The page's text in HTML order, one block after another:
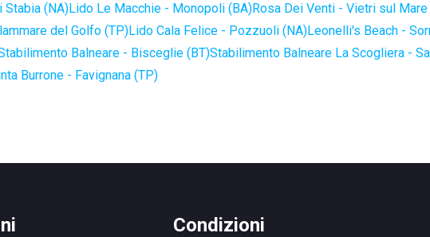
Stabia (NA)Lido Le Macchie - Monopoli (BA)Rosa Dei Venti - Vietri sul Mare
del Golfo (TP)Lido Cala Felice - Pozzuoli (NA)Leonelli's Beach -
Balneare - Bisceglie (BT)Stabilimento Balneare La Scogliera -
Burrone - Favignana (TP)
Condizioni